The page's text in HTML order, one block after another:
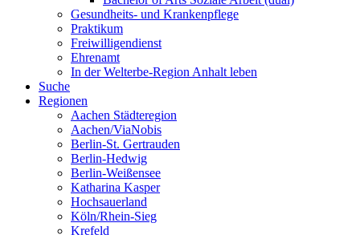
Gesundheits- und Krankenpflege
Praktikum
Freiwilligendienst
Ehrenamt
In der Welterbe-Region Anhalt leben
Suche
Regionen
Aachen Städteregion
Aachen/ViaNobis
Berlin-St. Gertrauden
Berlin-Hedwig
Berlin-Weißensee
Katharina Kasper
Hochsauerland
Köln/Rhein-Sieg
Krefeld